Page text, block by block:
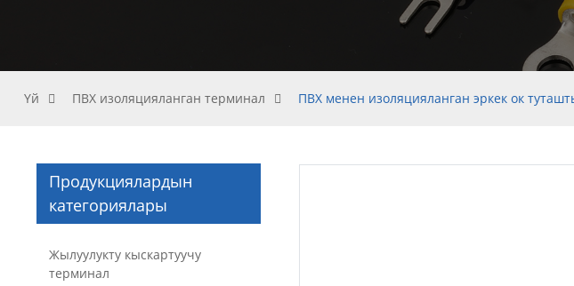
Үй ПВХ изоляцияланган терминал ПВХ менен изоляцияланган эркек ок
Продукциялардын
категориялары
Жылуулукту кыскартуучу
терминал